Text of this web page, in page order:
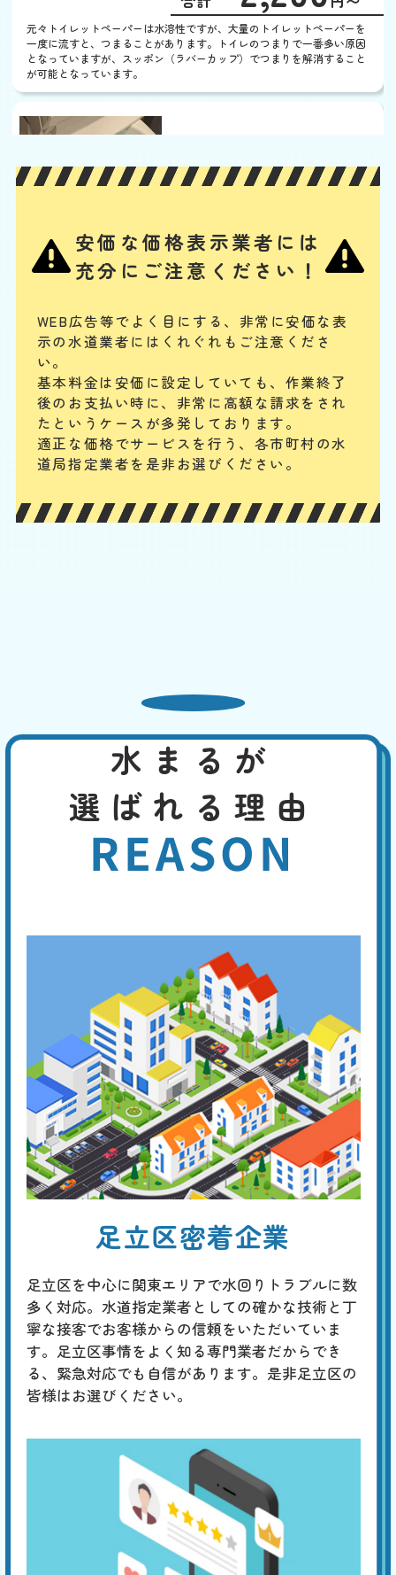
定
割
引
元々トイレットペーパーは水溶性ですが、大量のトイレットペーパーを
一度に流すと、つまることがあります。トイレのつまりで一番多い原因
となっていますが、スッポン（ラバーカップ）でつまりを解消すること
が可能となっています。
3,000円 W
EB
限
引
3,300円 0円〜
3,300
ポケットに入れておいたスマホや、トイレの飾り棚の小さい置物、子ど
もが持ち込んだおもちゃなどの固形物を落としてつまらせた場合は、ス
ッポンでの対応が難しく、かえって排水管の奥に留まる可能性がありま
す。物が見えない場合は専門業者に相談してください。
便器に物を流した
EB
限
定
割
引
合計 3,300円〜
排水管は水が流れるためのものですが、トイレの臭気が上がってこない
封水のために曲がった構造になっています。異物が混入するとそこで引
っかかってつまることがあります。こうなると一般の人ではつまりを解
熱湯や市販の薬剤でも改
善しない
3,000 円 W
EB
限
定
割
引
4,400円
合計 4,400
トイレットペーパーは水溶性ですから、時間が経てばつまりを解消する
ことがあります。しかし熱湯や薬剤でトイレットペーパーを溶かして、
ラバーカップでもつまり
が治らない
基本料
3,000円
EB
限
定
割
引
作業費
5,500
部品代
0円〜
合計 5,500 円〜
トイレットペーパーによる排水口付近のつまりなら、ラバーカップで解
消する事ができるでしょう。しかし、つまりの原因がトイレ本体の排水
管の奥であった場合は、より強力なつまり専用機器（真空式・ワイヤー
式パイプクリーナー、ローポンプ、手動・電動トーラー、高圧洗浄機な
ど）を使用します。
トイレの水位がいつもよ
り低い
基本料
EB
限
定
割
引
作業費
合計 6,600円〜
通常、つまった場合は水位が上がるので、トイレタンクに水が溜まって
いない場合は、タンク内の調整が必要です。タンク内にある標準水位
は、水面から出たオーバーフロー管に刻印された「WL」の位置です。
水位が低い場合は、水漏れや排水の問題が考えられます。
安価な価格表示業者には
充分にご注意ください！
WEB広告等でよく目にする、非常に安価な表
示の水道業者にはくれぐれもご注意くださ
い。
基本料金は安価に設定していても、作業終了
後のお支払い時に、 非常に高額な請求をされ
たというケースが多発しております。
適正な価格でサービスを行う、各市町村の水
道局指定業者を是非お選びください。
水まるが
選ばれる理由
REASON
足立区密着企業
足立区を中心に関東エリアで水回りトラブルに数
多く対応。水道指定業者としての確かな技術と丁
寧な接客でお客様からの信頼をいただいていま
す。足立区事情をよく知る専門業者だからでき
る、緊急対応でも自信があります。是非足立区の
皆様はお選びください。